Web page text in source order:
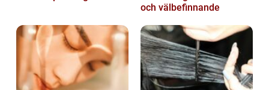
och välbefinnande